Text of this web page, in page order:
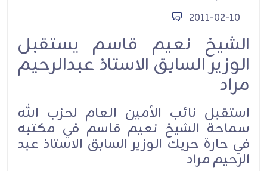
2011-02-10
الشيخ نعيم قاسم يستقبل
الوزير السابق الاستاذ عبدالرحيم
مراد
استقبل نائب الأمين العام لحزب الله
سماحة الشيخ نعيم قاسم في مكتبه
في حارة حريك الوزير السابق الاستاذ عبد
الرحيم مراد